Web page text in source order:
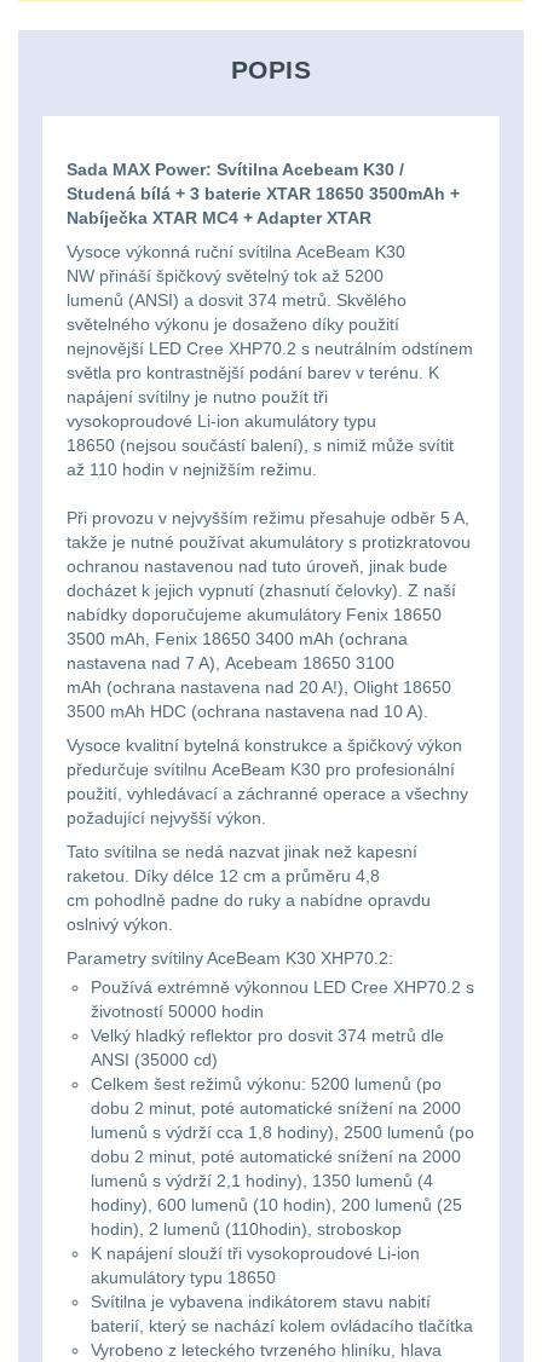
AA/AAA/14500
Ion
baterie
Svítilny
pro
18650
baterie
Svítilny
pro
21700
baterie
Svítilny
pro
26650
baterie
Svítilny
pro
CR123A
nebo
16340
baterie
Čelové
svetlá
Přepravne
tašky
zbraně
Hydratační
vaky
Pouzdra
Peněženky
Doplňky
batohům
Monokuláry
Príslušenstvo
pre
optiku
Čelové svetlá - čelovky3
Taktické svietidlá10
Lucerny a kempingové
lampy1
Potápačské svetlá2
Kapesní svítilny4
Policejní svítilny4
Vyhledávací svítilny5
Nabíjacie baterky6
Svietidlá s magnetom2
Svietidlá CRI≥901
Laserové značkovače9
Držiaky a
príslušenstvo34
18650
14500 / AA / AAA4
16340 a CR123
Nabíjačky9
Náhradné diely7
BATOHY A TAŠKY
Turistické a expediční38
POPIS
Sada MAX Power: Svítilna Acebeam K30 /
Studená bílá + 3 baterie XTAR 18650 3500mAh +
Nabíječka XTAR MC4 + Adapter XTAR
Vysoce výkonná ruční svítilna AceBeam K30
NW přináší špičkový světelný tok až 5200
lumenů (ANSI) a dosvit 374 metrů. Skvělého
světelného výkonu je dosaženo díky použití
nejnovější LED Cree XHP70.2 s neutrálním odstínem
světla pro kontrastnější podání barev v terénu. K
napájení svítilny je nutno použít tři
vysokoproudové Li-ion akumulátory typu
18650 (nejsou součástí balení), s nimiž může svítit
až 110 hodin v nejnižším režimu.
Při provozu v nejvyšším režimu přesahuje odběr 5 A,
takže je nutné používat akumulátory s protizkratovou
ochranou nastavenou nad tuto úroveň, jinak bude
docházet k jejich vypnutí (zhasnutí čelovky). Z naší
nabídky doporučujeme akumulátory Fenix 18650
3500 mAh, Fenix 18650 3400 mAh (ochrana
nastavena nad 7 A), Acebeam 18650 3100
mAh (ochrana nastavena nad 20 A!), Olight 18650
3500 mAh HDC (ochrana nastavena nad 10 A).
Vysoce kvalitní bytelná konstrukce a špičkový výkon
předurčuje svítilnu AceBeam K30 pro profesionální
použití, vyhledávací a záchranné operace a všechny
požadující nejvyšší výkon.
Tato svítilna se nedá nazvat jinak než kapesní
raketou. Díky délce 12 cm a průměru 4,8
cm pohodlně padne do ruky a nabídne opravdu
oslnivý výkon.
Parametry svítilny AceBeam K30 XHP70.2:
Používá extrémně výkonnou LED Cree XHP70.2 s
životností 50000 hodin
Velký hladký reflektor pro dosvit 374 metrů dle
ANSI (35000 cd)
Celkem šest režimů výkonu: 5200 lumenů (po
dobu 2 minut, poté automatické snížení na 2000
lumenů s výdrží cca 1,8 hodiny), 2500 lumenů (po
dobu 2 minut, poté automatické snížení na 2000
lumenů s výdrží 2,1 hodiny), 1350 lumenů (4
hodiny), 600 lumenů (10 hodin), 200 lumenů (25
hodin), 2 lumenů (110hodin), stroboskop
K napájení slouží tři vysokoproudové Li-ion
akumulátory typu 18650
Svítilna je vybavena indikátorem stavu nabití
baterií, který se nachází kolem ovládacího tlačítka
Vyrobeno z leteckého tvrzeného hliníku, hlava